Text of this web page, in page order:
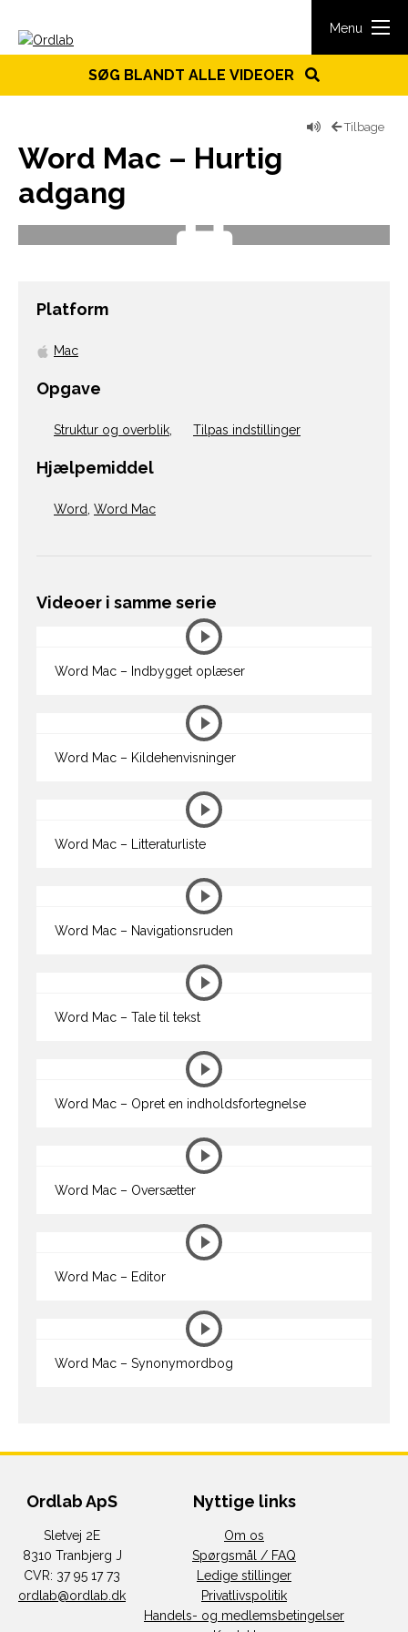
Menu
SØG BLANDT ALLE VIDEOER
Tilbage
Word Mac – Hurtig
adgang
Platform
Mac
Opgave
Struktur og overblik Tilpas indstillinger
Hjælpemiddel
Word Word Mac
Videoer i samme serie
Word Mac – Indbygget oplæser
Word Mac – Kildehenvisninger
Word Mac – Litteraturliste
Word Mac – Navigationsruden
Word Mac – Tale til tekst
Word Mac – Opret en indholdsfortegnelse
Word Mac – Oversætter
Word Mac – Editor
Word Mac – Synonymordbog
Ordlab ApS
Sletvej 2E
8310 Tranbjerg J
CVR: 37 95 17 73
ordlab@ordlab.dk
Nyttige links
Om os
Spørgsmål / FAQ
Ledige stillinger
Privatlivspolitik
Handels- og medlemsbetingelser